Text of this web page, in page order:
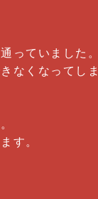
っていました。
なくなってし
す。